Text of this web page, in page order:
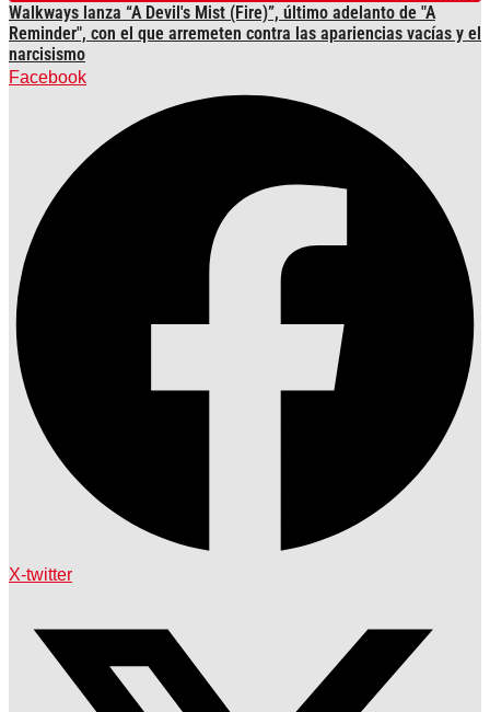
Walkways lanza “A Devil's Mist (Fire)”, último adelanto de "A
Reminder", con el que arremeten contra las apariencias vacías y el
narcisismo
Facebook
X-twitter